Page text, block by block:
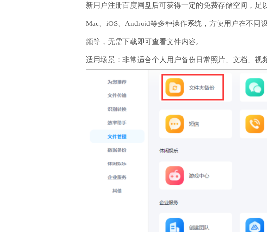
新用户注册百度网盘后可获得一定的免费存储空间，足
Mac、iOS、Android等多种操作系统，方便用户在不
频等，无需下载即可查看文件内容。
适用场景：非常适合个人用户备份日常照片、文档、视